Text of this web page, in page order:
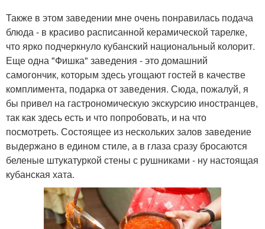
Также в этом заведении мне очень понравилась подача
блюда - в красиво расписанной керамической тарелке,
что ярко подчеркнуло кубанский национальный колорит.
Еще одна "Фишка" заведения - это домашний
самогончик, которым здесь угощают гостей в качестве
комплимента, подарка от заведения. Сюда, пожалуй, я
бы привел на гастрономическую экскурсию иностранцев,
так как здесь есть и что попробовать, и на что
посмотреть. Состоящее из нескольких залов заведение
выдержано в едином стиле, а в глаза сразу бросаются
беленые штукатуркой стены с рушниками - ну настоящая
кубанская хата.